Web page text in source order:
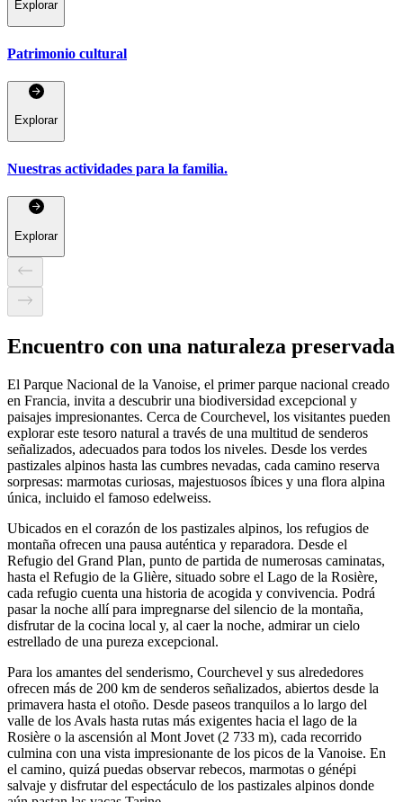
Explorar
Patrimonio cultural
Explorar
Nuestras actividades para la familia.
Explorar
Encuentro con una naturaleza preservada
El Parque Nacional de la Vanoise, el primer parque nacional creado
en Francia, invita a descubrir una biodiversidad excepcional y
paisajes impresionantes. Cerca de Courchevel, los visitantes pueden
explorar este tesoro natural a través de una multitud de senderos
señalizados, adecuados para todos los niveles. Desde los verdes
pastizales alpinos hasta las cumbres nevadas, cada camino reserva
sorpresas: marmotas curiosas, majestuosos íbices y una flora alpina
única, incluido el famoso edelweiss.
Ubicados en el corazón de los pastizales alpinos, los refugios de
montaña ofrecen una pausa auténtica y reparadora. Desde el
Refugio del Grand Plan, punto de partida de numerosas caminatas,
hasta el Refugio de la Glière, situado sobre el Lago de la Rosière,
cada refugio cuenta una historia de acogida y convivencia. Podrá
pasar la noche allí para impregnarse del silencio de la montaña,
disfrutar de la cocina local y, al caer la noche, admirar un cielo
estrellado de una pureza excepcional.
Para los amantes del senderismo, Courchevel y sus alrededores
ofrecen más de 200 km de senderos señalizados, abiertos desde la
primavera hasta el otoño. Desde paseos tranquilos a lo largo del
valle de los Avals hasta rutas más exigentes hacia el lago de la
Rosière o la ascensión al Mont Jovet (2 733 m), cada recorrido
culmina con una vista impresionante de los picos de la Vanoise. En
el camino, quizá puedas observar rebecos, marmotas o génépi
salvaje y disfrutar del espectáculo de los pastizales alpinos donde